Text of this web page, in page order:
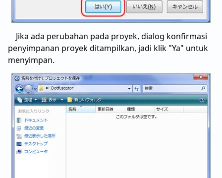
Jika ada perubahan pada proyek, dialog konfirmasi
penyimpanan proyek ditampilkan, jadi klik "Ya" untuk
menyimpan.